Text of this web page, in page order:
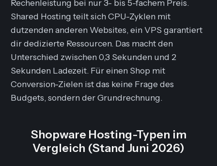
Rechenleistung bei nur 3- bis 5-fachem Preis.
Shared Hosting teilt sich CPU-Zyklen mit
dutzenden anderen Websites, ein VPS garantiert
dir dedizierte Ressourcen. Das macht den
Unterschied zwischen 0,3 Sekunden und 2
Sekunden Ladezeit. Für einen Shop mit
Conversion-Zielen ist das keine Frage des
Budgets, sondern der Grundrechnung.
Shopware Hosting-Typen im
Vergleich (Stand Juni 2026)